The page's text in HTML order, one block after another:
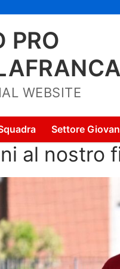
PRO
WEBSITE
Settore
al nostro